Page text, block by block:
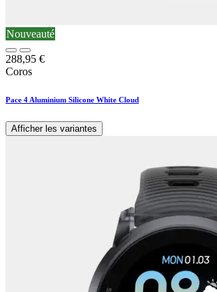
Nouveauté
288,95 €
Coros
Pace 4 Aluminium Silicone White Cloud
Afficher les variantes